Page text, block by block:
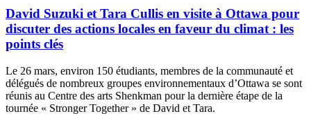
David Suzuki et Tara Cullis en visite à Ottawa pour
discuter des actions locales en faveur du climat : les
points clés
Le 26 mars, environ 150 étudiants, membres de la communauté et
délégués de nombreux groupes environnementaux d’Ottawa se sont
réunis au Centre des arts Shenkman pour la dernière étape de la
tournée « Stronger Together » de David et Tara.